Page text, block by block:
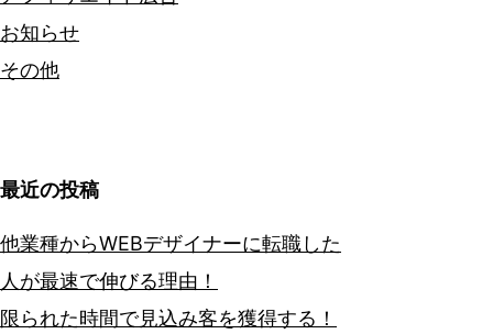
お知らせ
その他
最近の投稿
他業種からWEBデザイナーに転職した
人が最速で伸びる理由！
限られた時間で見込み客を獲得する！